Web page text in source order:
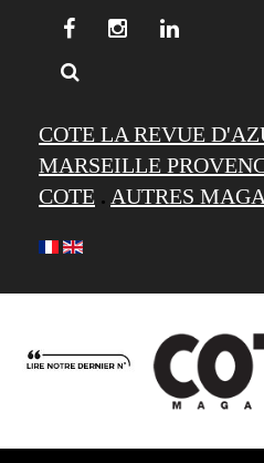
COTE LA REVUE
MARSEILLE
COTE . AUTRES